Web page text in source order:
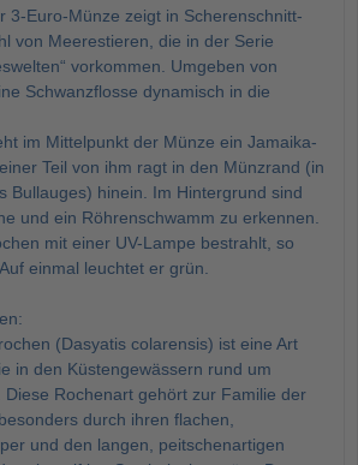
3-Euro-Münze zeigt in Scherenschnitt-
von Meerestieren, die in der Serie
vorkommen. Umgeben von
Schwanzflosse dynamisch in die
im Mittelpunkt der Münze ein Jamaika-
Teil von ihm ragt in den Münzrand (in
Bullauges) hinein. Im Hintergrund sind
und ein Röhrenschwamm zu erkennen.
mit einer UV-Lampe bestrahlt, so
einmal leuchtet er grün.
(Dasyatis colarensis) ist eine Art
in den Küstengewässern rund um
Rochenart gehört zur Familie der
durch ihren flachen,
und den langen, peitschenartigen